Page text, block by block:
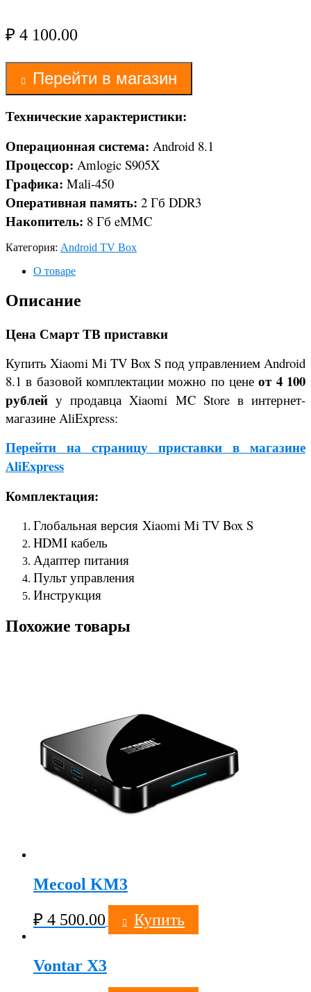
₽ 4 100.00
Перейти в магазин
Технические характеристики:
Операционная система: Android 8.1
Процессор: Amlogic S905X
Графика: Mali-450
Оперативная память: 2 Гб DDR3
Накопитель: 8 Гб eMMC
Категория: Android TV Box
О товаре
Описание
Цена Смарт ТВ приставки
Купить Xiaomi Mi TV Box S под управлением Android
8.1 в базовой комплектации можно по ценеот 4 100
рублей у продавца Xiaomi MC Store в интернет-
магазине AliExpress:
Перейти на страницу приставки в магазине
AliExpress
Комплектация:
Глобальная версия Xiaomi Mi TV Box S
HDMI кабель
Адаптер питания
Пульт управления
Инструкция
Похожие товары
Mecool KM3
₽ 4 500.00 Купить
Vontar X3